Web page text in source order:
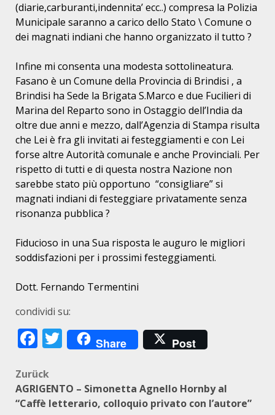
(diarie,carburanti,indennita’ ecc..) compresa la Polizia
Municipale saranno a carico dello Stato \ Comune o
dei magnati indiani che hanno organizzato il tutto ?
Infine mi consenta una modesta sottolineatura.
Fasano è un Comune della Provincia di Brindisi , a
Brindisi ha Sede la Brigata S.Marco e due Fucilieri di
Marina del Reparto sono in Ostaggio dell’India da
oltre due anni e mezzo, dall’Agenzia di Stampa risulta
che Lei è fra gli invitati ai festeggiamenti e con Lei
forse altre Autorità comunale e anche Provinciali. Per
rispetto di tutti e di questa nostra Nazione non
sarebbe stato più opportuno “consigliare” si
magnati indiani di festeggiare privatamente senza
risonanza pubblica ?
Fiducioso in una Sua risposta le auguro le migliori
soddisfazioni per i prossimi festeggiamenti.
Dott. Fernando Termentini
condividi su:
Facebook
Twitter
Share Post
Beitragsnavigation
Zurück
AGRIGENTO – Simonetta Agnello Hornby al
“Caffè letterario, colloquio privato con l’autore”